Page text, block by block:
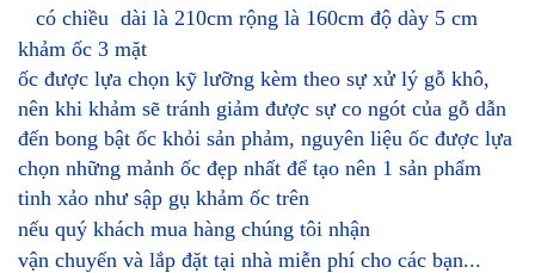
có chiều dài là 210cm rộng là 160cm độ dày 5 cm
khảm ốc 3 mặt
ốc được lựa chọn kỹ lưỡng kèm theo sự xử lý gỗ khô,
nên khi khảm sẽ tránh giảm được sự co ngót của gỗ dẫn
đến bong bật ốc khỏi sản phảm, nguyên liệu ốc được lựa
chọn những mảnh ốc đẹp nhất để tạo nên 1 sản phẩm
tinh xảo như sập gụ khảm ốc trên
nếu quý khách mua hàng chúng tôi nhận
vận chuyển và lắp đặt tại nhà miễn phí cho các bạn...